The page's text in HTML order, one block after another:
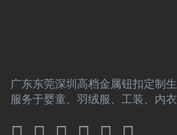
广东东莞深圳高档金属钮扣定制
服务于婴童、羽绒服、工装、内